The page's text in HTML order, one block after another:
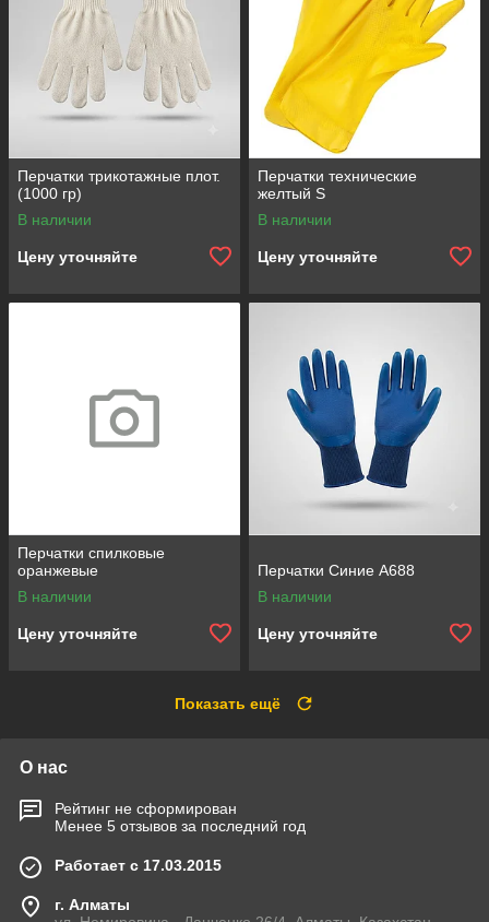
Перчатки трикотажные плот.
(1000 гр)
В наличии
Цену уточняйте
Перчатки технические
желтый S
В наличии
Цену уточняйте
Перчатки спилковые
оранжевые
В наличии
Цену уточняйте
Перчатки Синие А688
В наличии
Цену уточняйте
Показать ещё
О нас
Рейтинг не сформирован
Менее 5 отзывов за последний год
Работает с 17.03.2015
г. Алматы